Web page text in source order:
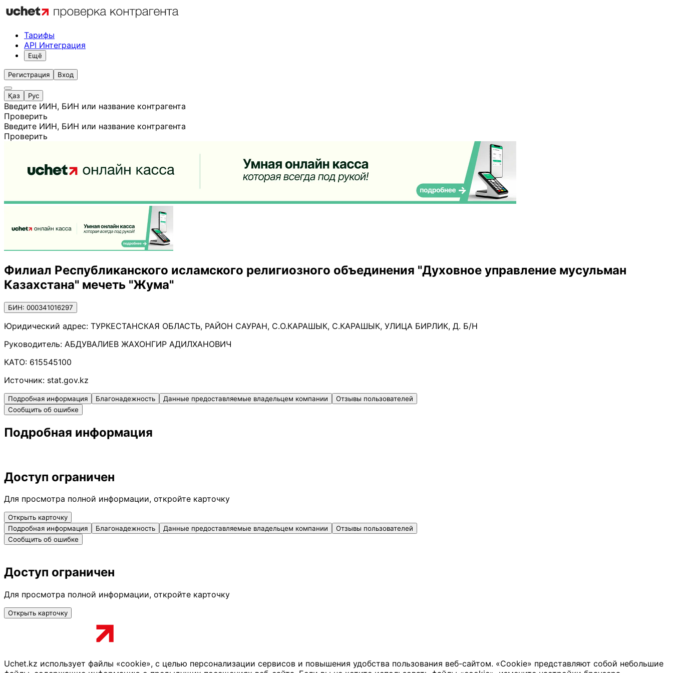
Тарифы
API Интеграция
Ещё
Регистрация Вход
Қаз Рус
Введите ИИН, БИН или название контрагента
Проверить
Введите ИИН, БИН или название контрагента
Проверить
Филиал Республиканского исламского религиозного объединения "Духовное управление мусульман
Казахстана" мечеть "Жума"
БИН: 000341016297
Юридический адрес: ТУРКЕСТАНСКАЯ ОБЛАСТЬ, РАЙОН САУРАН, С.О.КАРАШЫК, С.КАРАШЫК, УЛИЦА БИРЛИК, Д. Б/Н
Руководитель: АБДУВАЛИЕВ ЖАХОНГИР АДИЛХАНОВИЧ
КАТО: 615545100
Источник: stat.gov.kz
Подробная информация Благонадежность Данные предоставляемые владельцем компании
Отзывы пользователей
Сообщить об ошибке
Подробная информация
Доступ ограничен
Для просмотра полной информации, откройте карточку
Открыть карточку
Подробная информация
Благонадежность Данные предоставляемые владельцем компании
Отзывы пользователей
Сообщить об ошибке
Доступ ограничен
Для просмотра полной информации, откройте карточку
Открыть карточку
Uchet.kz использует файлы «cookie», с целью персонализации сервисов и повышения удобства пользования веб-сайтом. «Cookie» представляют собой небольшие